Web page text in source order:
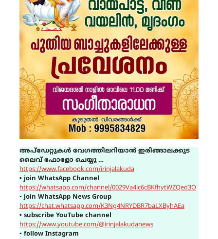
അപ്ഡേറ്റുകൾ വേഗത്തിലറിയാൻ ഇരിങ്ങാലക്കുട
ലൈവ് ഫോളോ ചെയ്യൂ …
https://www.facebook.com/irinjalakuda
▪ join WhatsApp Channel
https://whatsapp.com/channel/0029Va4ic6cBKfhytWZQed3O
▪ join WhatsApp News Group
https://chat.whatsapp.com/K3Ng4NRYDBR7baLXByhAEa
▪ subscribe YouTube channel
https://www.youtube.com/@irinjalakudanews
▪ follow Instagram